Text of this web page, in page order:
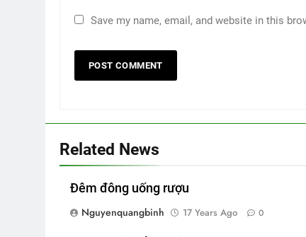
Save my name, email, and website in this
Related News
Đêm đông uống rượu
Nguyenquangbinh
17 Years Ago 0